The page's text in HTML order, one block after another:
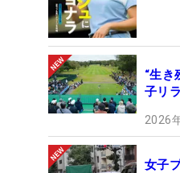
“生
子リ
2026
女子